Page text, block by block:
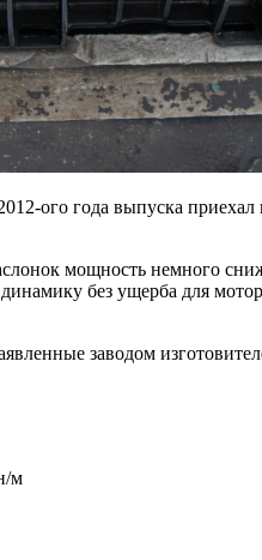
ого года выпуска
мощность немного
без ущерба для
заводом
м